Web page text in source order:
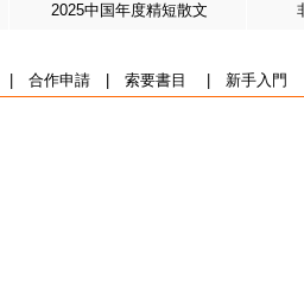
2025中国年度精短散文
合作申請| 索要書目 新手入門